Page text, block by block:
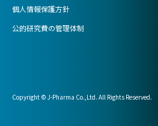
個人情報保護方針
公的研究費の管理体制
Copyright © J-Pharma Co.,Ltd. All Rights Reserved.